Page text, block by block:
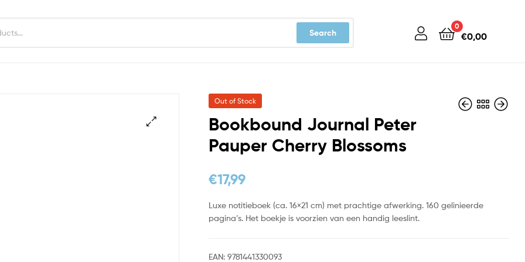
Search
0
€0,00
Out of Stock
Bookbound Journal Peter
Pauper Cherry Blossoms
€17,99
Luxe notitieboek (ca. 16×21 cm) met prachtige afwerking. 160 gelinieerde
pagina’s. Het boekje is voorzien van een handig leeslint.
EAN:9781441330093